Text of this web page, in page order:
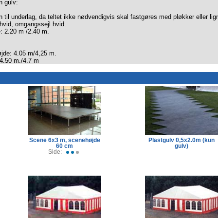
gulv:
til underlag, da teltet ikke nødvendigvis skal fastgøres med pløkker eller
omgangssejl hvid.
2.20 m /2.40 m.
4.05 m/4,25 m.
m./4.7 m
Scene 6x3 m, scenehøjde
60 cm
Plastgulv 0,5x2.0m (kun
gulv)
Side: